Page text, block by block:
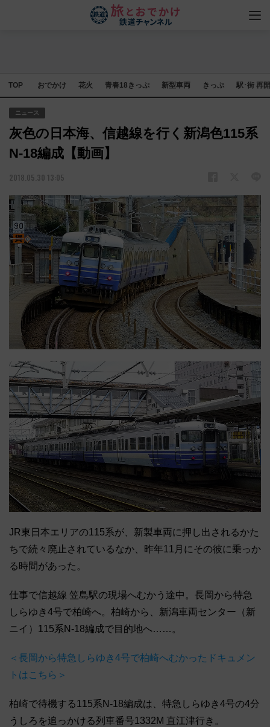
TOP おでかけ 花火 青春18きっぷ 新型車両 きっぷ 駅･街 再
ニュース
灰色の日本海、信越線を行く新潟色115系
N-18編成【動画】
2018.05.30 13:05
JR東日本エリアの115系が、新製車両に押し出されるかた
ちで続々廃止されているなか、昨年11月にその彼に乗っか
る時間があった。
仕事で信越線 笠島駅の現場へむかう途中。長岡から特急
しらゆき4号で柏崎へ。柏崎から、新潟車両センター（新
ニイ）115系N-18編成で目的地へ……。
＜長岡から特急しらゆき4号で柏崎へむかったドキュメン
トはこちら＞
柏崎で待機する115系N-18編成は、特急しらゆき4号の4分
うしろを追っかける列車番号1332M 直江津行き。